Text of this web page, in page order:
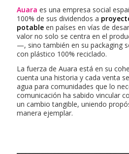
Auara es una empresa social
100% de sus dividendos a
potableen países en vías de
valor no solo se centra en el
—, sino también en su packaging
con plástico 100% reciclado.
La fuerza de Auara está en su
cuenta una historia y cada venta
agua para comunidades que lo
comunicación ha sabido vincular
un cambio tangible, uniendo
manera ejemplar.